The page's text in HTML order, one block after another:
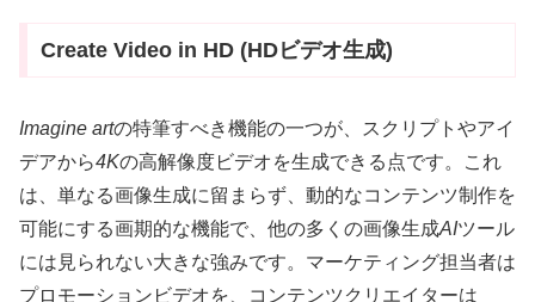
Create Video in HD (HDビデオ生成)
Imagine artの特筆すべき機能の一つが、スクリプトやアイ
デアから4Kの高解像度ビデオを生成できる点です。これ
は、単なる画像生成に留まらず、動的なコンテンツ制作を
可能にする画期的な機能で、他の多くの画像生成AIツール
には見られない大きな強みです。マーケティング担当者は
プロモーションビデオを、コンテンツクリエイターは